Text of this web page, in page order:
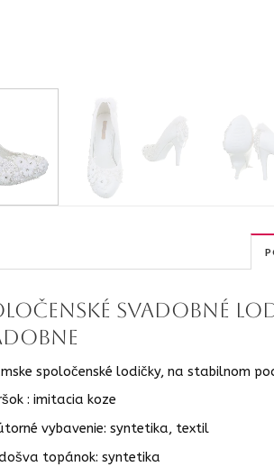
Svadobné
spoločenské lodičky, na stabilnom
: imitacia koze
vybavenie: syntetika, textil
topánok: syntetika